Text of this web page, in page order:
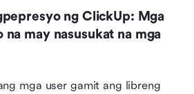
ng ClickUp: Mga
na may nasusukat na mga
mga user gamit ang libreng